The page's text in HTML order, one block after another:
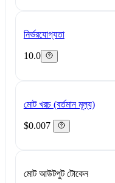
নির্ভরযোগ্যতা
10.0
মোট খরচ (বর্তমান মূল্য)
$0.007
মোট আউটপুট টোকেন